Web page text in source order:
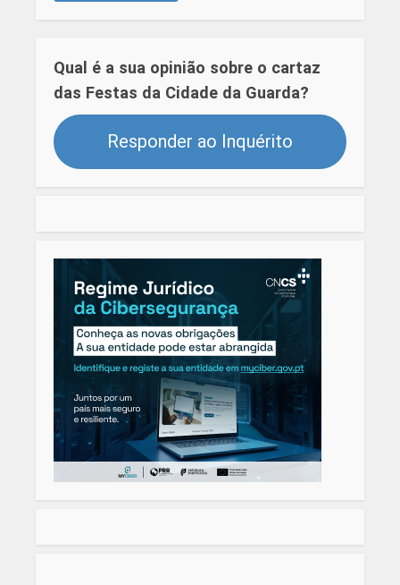
Qual é a sua opinião sobre o cartaz
das Festas da Cidade da Guarda?
Responder ao Inquérito